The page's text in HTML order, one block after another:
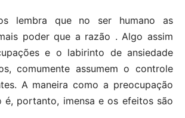
lembra que no ser humano as
poder que a razão . Algo assim
e o labirinto de ansiedade
comumente assumem o controle
A maneira como a preocupação
é, portanto, imensa e os efeitos são